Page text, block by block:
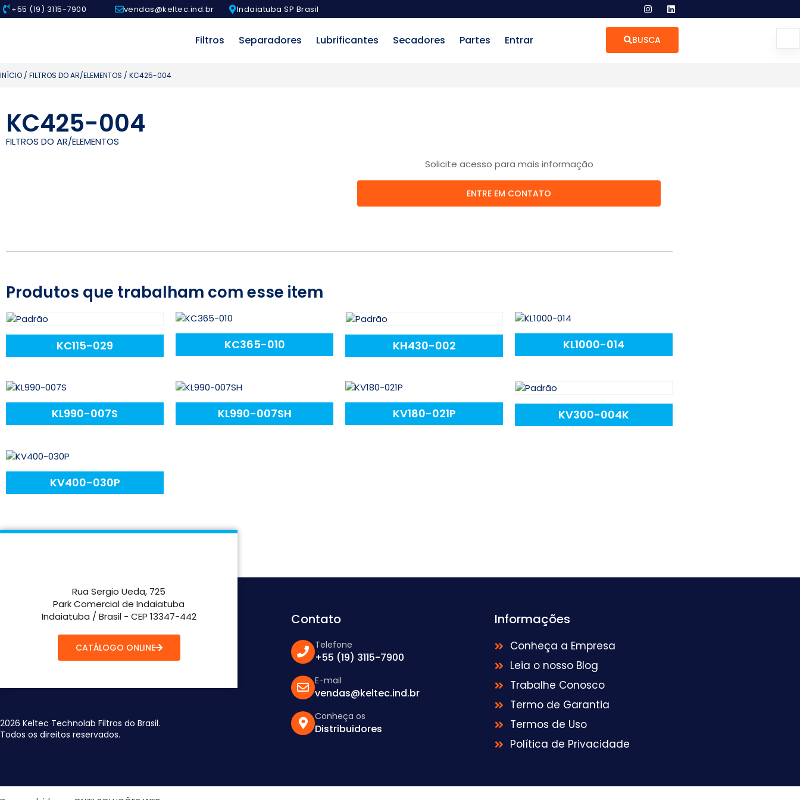
+55 (19) 3115-7900 vendas@keltec.ind.br Indaiatuba SP Brasil
Filtros Separadores Lubrificantes Secadores Partes Entrar BUSCA
INÍCIO / FILTROS DO AR/ELEMENTOS / KC425-004
KC425-004
FILTROS DO AR/ELEMENTOS
Solicite acesso para mais informação
ENTRE EM CONTATO
Produtos que trabalham com esse item
KC115-029 KC365-010 KH430-002 KL1000-014
KL990-007S KL990-007SH KV180-021P KV300-004K
KV400-030P
Rua Sergio Ueda, 725
Park Comercial de Indaiatuba
Indaiatuba / Brasil - CEP 13347-442
CATÁLOGO ONLINE
2026 Keltec Technolab Filtros do Brasil.
Todos os direitos reservados.
Contato
Telefone
+55 (19) 3115-7900
E-mail
vendas@keltec.ind.br
Conheça os
Distribuidores
Informações
Conheça a Empresa
Leia o nosso Blog
Trabalhe Conosco
Termo de Garantia
Termos de Uso
Política de Privacidade